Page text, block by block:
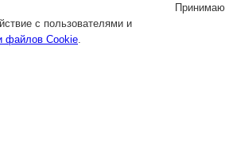
с пользователями и
файлов Cookie.
Принимаю